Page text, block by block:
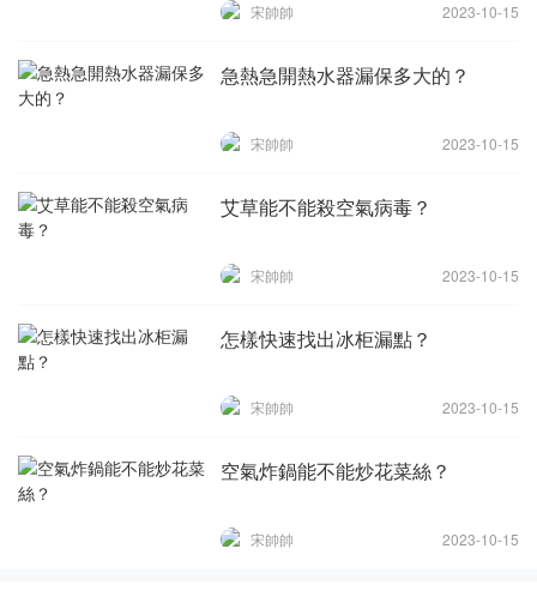
宋帥帥 2023-10-15
急熱急開熱水器漏保多大的？
宋帥帥 2023-10-15
艾草能不能殺空氣病毒？
宋帥帥 2023-10-15
怎樣快速找出冰柜漏點？
宋帥帥 2023-10-15
空氣炸鍋能不能炒花菜絲？
宋帥帥 2023-10-15